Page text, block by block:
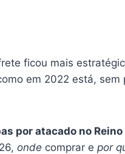
ficou mais
em 2022 está, sem
por atacado no
onde comprar e por